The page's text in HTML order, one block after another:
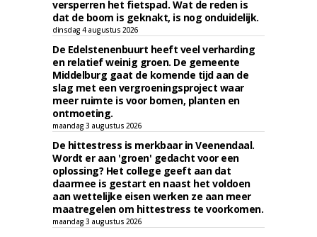
versperren het fietspad. Wat de reden is
dat de boom is geknakt, is nog onduidelijk.
dinsdag 4 augustus 2026
De Edelstenenbuurt heeft veel verharding
en relatief weinig groen. De gemeente
Middelburg gaat de komende tijd aan de
slag met een vergroeningsproject waar
meer ruimte is voor bomen, planten en
ontmoeting.
maandag 3 augustus 2026
De hittestress is merkbaar in Veenendaal.
Wordt er aan 'groen' gedacht voor een
oplossing? Het college geeft aan dat
daarmee is gestart en naast het voldoen
aan wettelijke eisen werken ze aan meer
maatregelen om hittestress te voorkomen.
maandag 3 augustus 2026